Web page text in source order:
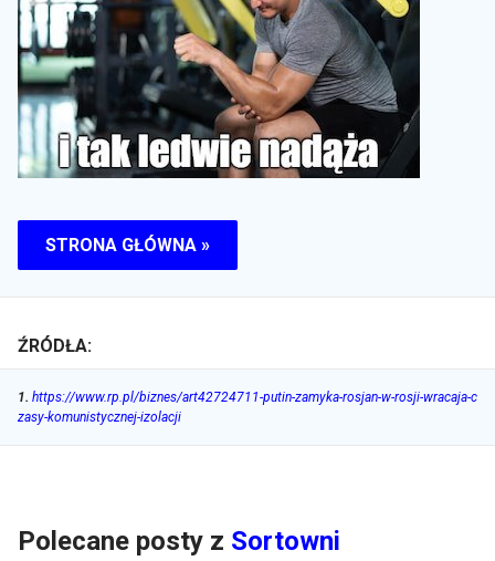
STRONA GŁÓWNA »
ŹRÓDŁA:
1. https://www.rp.pl/biznes/art42724711-putin-zamyka-rosjan-w-rosji-wracaja-c
zasy-komunistycznej-izolacji
Polecane posty z Sortowni